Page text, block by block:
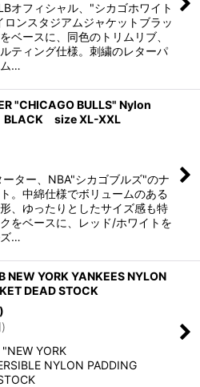
オフィシャル、"シカゴホワイト
ロンスタジアムジャケットブラッ
ベースに、同色のトリムリブ、
ティング仕様。刺繍のレターパ
ム…
"CHICAGO BULLS" Nylon
size XL-XXL
ター、NBA"シカゴブルズ"のナ
。中綿仕様でボリュームのある
、ゆったりとしたサイズ感も特
をベースに、レッド/ホワイトを
…
YORK YANKEES NYLON
DEAD STOCK
)
YORK
NYLON PADDING